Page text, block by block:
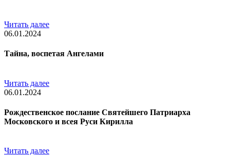
Читать далее
06.01.2024
Тайна, воспетая Ангелами
Читать далее
06.01.2024
Рождественское послание Святейшего Патриарха
Московского и всея Руси Кирилла
Читать далее